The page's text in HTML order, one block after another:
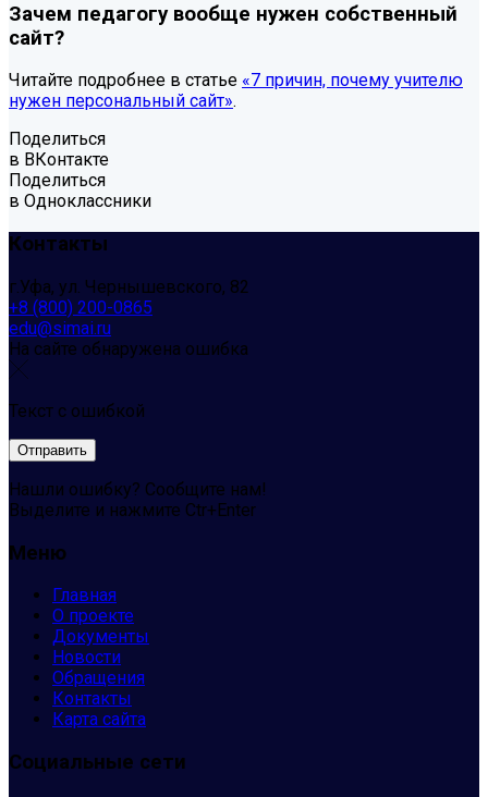
Зачем педагогу вообще нужен собственный
сайт?
Читайте подробнее в статье «7 причин, почему учителю
нужен персональный сайт».
Поделиться
в ВКонтакте
Поделиться
в Одноклассники
Контакты
г.Уфа, ул. Чернышевского, 82
+8 (800) 200-0865
edu@simai.ru
На сайте обнаружена ошибка
Текст с ошибкой
Нашли ошибку? Сообщите нам!
Выделите и нажмите Ctr+Enter
Меню
Главная
О проекте
Документы
Новости
Обращения
Контакты
Карта сайта
Социальные сети